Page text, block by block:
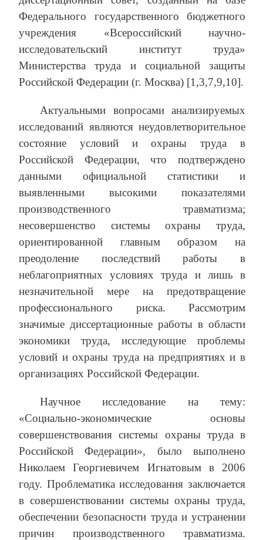
Федерального государственного бюджетного
учреждения «Всероссийский научно-
исследовательский институт труда»
Министерства труда и социальной защиты
Российской Федерации (г. Москва) [1,3,7,9,10].
Актуальными вопросами анализируемых
исследований являются неудовлетворительное
состояние условий и охраны труда в
Российской Федерации, что подтверждено
данными официальной статистики и
выявленными высокими показателями
производственного травматизма;
несовершенство системы охраны труда,
ориентированной главным образом на
преодоление последствий работы в
неблагоприятных условиях труда и лишь в
незначительной мере на предотвращение
профессионального риска. Рассмотрим
значимые диссертационные работы в области
экономики труда, исследующие проблемы
условий и охраны труда на предприятиях и в
организациях Российской Федерации.
Научное исследование на тему:
«Социально-экономические основы
совершенствования системы охраны труда в
Российской Федерации», было выполнено
Николаем Георгиевичем Игнатовым в 2006
году. Проблематика исследования заключается
в совершенствовании системы охраны труда,
обеспечении безопасности труда и устранении
причин производственного травматизма.